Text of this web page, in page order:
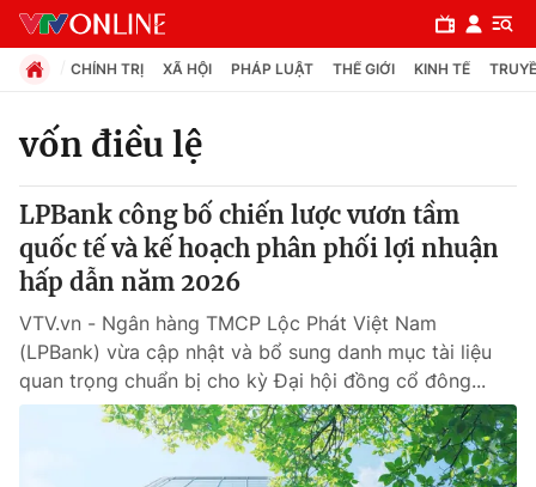
Chuyên mục
Chính trị
Pháp luật
CHÍNH TRỊ XÃ HỘI PHÁP LUẬT THẾ GIỚI KINH TẾ
vốn điều lệ
LPBank công bố chiến lược vươn tầm
quốc tế và kế hoạch phân phối lợi nhuận
hấp dẫn năm 2026
VTV.vn - Ngân hàng TMCP Lộc Phát Việt Nam
(LPBank) vừa cập nhật và bổ sung danh mục tài liệu
quan trọng chuẩn bị cho kỳ Đại hội đồng cổ đông...